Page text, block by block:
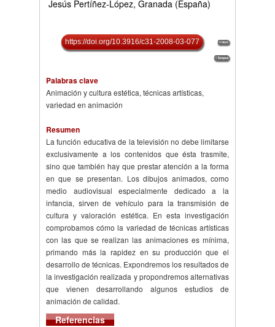
Jesús Pertíñez-López, Granada (España)
https://doi.org/10.3916/c31-2008-03-077
Palabras clave
Animación y cultura estética, técnicas artísticas,
variedad en animación
Resumen
La función educativa de la televisión no debe limitarse
exclusivamente a los contenidos que ésta trasmite,
sino que también hay que prestar atención a la forma
en que se presentan. Los dibujos animados, como
medio audiovisual especialmente dedicado a la
infancia, sirven de vehículo para la transmisión de
cultura y valoración estética. En esta investigación
comprobamos cómo la variedad de técnicas artísticas
con las que se realizan las animaciones es mínima,
primando más la rapidez en su producción que el
desarrollo de técnicas. Expondremos los resultados de
la investigación realizada y propondremos alternativas
que vienen desarrollando algunos estudios de
animación de calidad.
Referencias